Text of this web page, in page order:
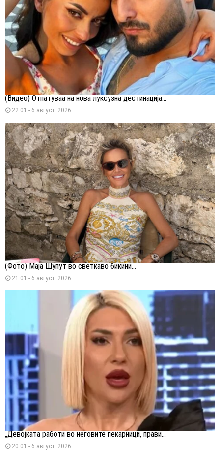
(Видео) Отпатуваа на нова луксузна дестинација...
22:01 - 6 август, 2026
(Фото) Маја Шупут во светкаво бикини...
21:01 - 6 август, 2026
„Девојката работи во неговите пекарници, прави...
20:01 - 6 август, 2026